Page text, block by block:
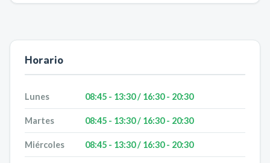
Horario
Lunes 08:45 - 13:30 / 16:30 - 20:30
Martes 08:45 - 13:30 / 16:30 - 20:30
Miércoles 08:45 - 13:30 / 16:30 - 20:30